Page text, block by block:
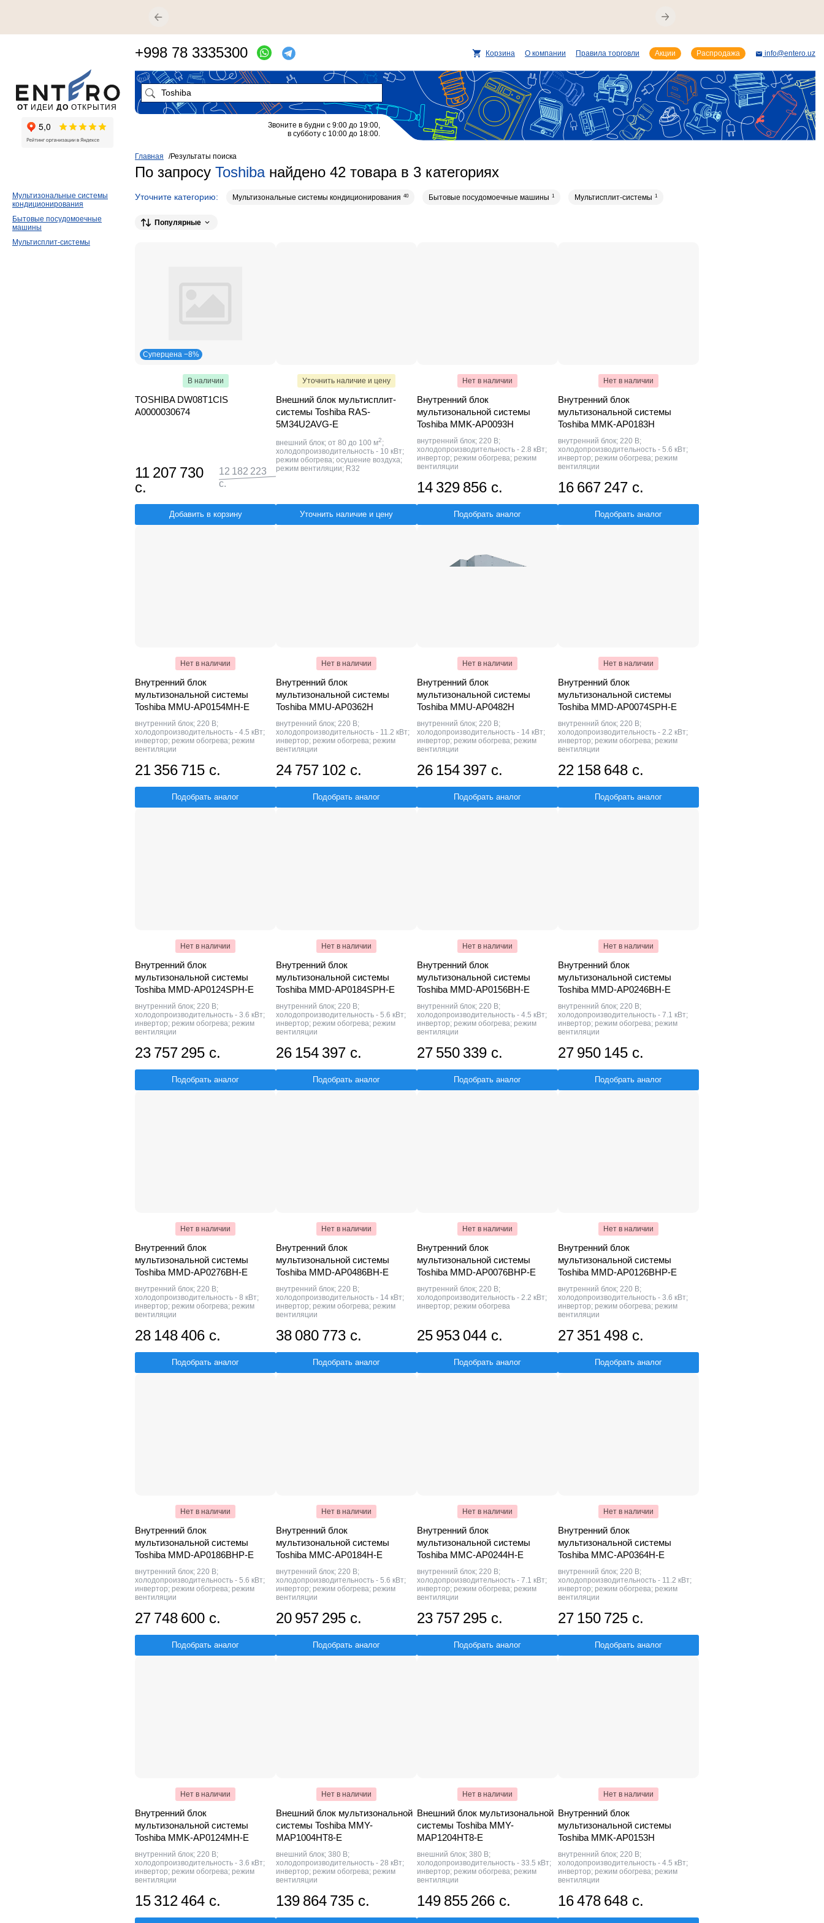
Главная Результаты поиска
По запросу Toshibaнайдено 42 товара в 3 категориях
Уточните категорию: Мультизональные системы кондиционирования 40 Бытовые посудомоечные машины 1 Мультисплит-системы 1
Популярные
Суперцена −8%
В наличии
TOSHIBA DW08T1CIS
А0000030674
11 207 730
с.
12 182 223
с.
Добавить в корзину
Уточнить наличие и цену
Внешний блок мультисплит-
системы Toshiba RAS-
5M34U2AVG-E
внешний блок; от 80 до 100 м2;
холодопроизводительность - 10 кВт;
режим обогрева; осушение воздуха;
режим вентиляции; R32
Уточнить наличие и цену
Нет в наличии
Внутренний блок
мультизональной системы
Toshiba MMK-AP0093H
внутренний блок; 220 В;
холодопроизводительность - 2.8 кВт;
инвертор; режим обогрева; режим
вентиляции
14 329 856 с.
Подобрать аналог
Нет в наличии
Внутренний блок
мультизональной системы
Toshiba MMK-AP0183H
внутренний блок; 220 В;
холодопроизводительность - 5.6 кВт;
инвертор; режим обогрева; режим
вентиляции
16 667 247 с.
Подобрать аналог
Нет в наличии
Внутренний блок
мультизональной системы
Toshiba MMU-AP0154MH-E
внутренний блок; 220 В;
холодопроизводительность - 4.5 кВт;
инвертор; режим обогрева; режим
вентиляции
21 356 715 с.
Подобрать аналог
Нет в наличии
Внутренний блок
мультизональной системы
Toshiba MMU-AP0362H
внутренний блок; 220 В;
холодопроизводительность - 11.2 кВт;
инвертор; режим обогрева; режим
вентиляции
24 757 102 с.
Подобрать аналог
Нет в наличии
Внутренний блок
мультизональной системы
Toshiba MMU-AP0482H
внутренний блок; 220 В;
холодопроизводительность - 14 кВт;
инвертор; режим обогрева; режим
вентиляции
26 154 397 с.
Подобрать аналог
Нет в наличии
Внутренний блок
мультизональной системы
Toshiba MMD-AP0074SPH-E
внутренний блок; 220 В;
холодопроизводительность - 2.2 кВт;
инвертор; режим обогрева; режим
вентиляции
22 158 648 с.
Подобрать аналог
Нет в наличии
Внутренний блок
мультизональной системы
Toshiba MMD-AP0124SPH-E
внутренний блок; 220 В;
холодопроизводительность - 3.6 кВт;
инвертор; режим обогрева; режим
вентиляции
23 757 295 с.
Подобрать аналог
Нет в наличии
Внутренний блок
мультизональной системы
Toshiba MMD-AP0184SPH-E
внутренний блок; 220 В;
холодопроизводительность - 5.6 кВт;
инвертор; режим обогрева; режим
вентиляции
26 154 397 с.
Подобрать аналог
Нет в наличии
Внутренний блок
мультизональной системы
Toshiba MMD-AP0156BH-E
внутренний блок; 220 В;
холодопроизводительность - 4.5 кВт;
инвертор; режим обогрева; режим
вентиляции
27 550 339 с.
Подобрать аналог
Нет в наличии
Внутренний блок
мультизональной системы
Toshiba MMD-AP0246BH-E
внутренний блок; 220 В;
холодопроизводительность - 7.1 кВт;
инвертор; режим обогрева; режим
вентиляции
27 950 145 с.
Подобрать аналог
Нет в наличии
Внутренний блок
мультизональной системы
Toshiba MMD-AP0276BH-E
внутренний блок; 220 В;
холодопроизводительность - 8 кВт;
инвертор; режим обогрева; режим
вентиляции
28 148 406 с.
Подобрать аналог
Нет в наличии
Внутренний блок
мультизональной системы
Toshiba MMD-AP0486BH-E
внутренний блок; 220 В;
холодопроизводительность - 14 кВт;
инвертор; режим обогрева; режим
вентиляции
38 080 773 с.
Подобрать аналог
Нет в наличии
Внутренний блок
мультизональной системы
Toshiba MMD-AP0076BHP-E
внутренний блок; 220 В;
холодопроизводительность - 2.2 кВт;
инвертор; режим обогрева
25 953 044 с.
Подобрать аналог
Нет в наличии
Внутренний блок
мультизональной системы
Toshiba MMD-AP0126BHP-E
внутренний блок; 220 В;
холодопроизводительность - 3.6 кВт;
инвертор; режим обогрева; режим
вентиляции
27 351 498 с.
Подобрать аналог
Нет в наличии
Внутренний блок
мультизональной системы
Toshiba MMD-AP0186BHP-E
внутренний блок; 220 В;
холодопроизводительность - 5.6 кВт;
инвертор; режим обогрева; режим
вентиляции
27 748 600 с.
Подобрать аналог
Нет в наличии
Внутренний блок
мультизональной системы
Toshiba MMC-AP0184H-E
внутренний блок; 220 В;
холодопроизводительность - 5.6 кВт;
инвертор; режим обогрева; режим
вентиляции
20 957 295 с.
Подобрать аналог
Нет в наличии
Внутренний блок
мультизональной системы
Toshiba MMC-AP0244H-E
внутренний блок; 220 В;
холодопроизводительность - 7.1 кВт;
инвертор; режим обогрева; режим
вентиляции
23 757 295 с.
Подобрать аналог
Нет в наличии
Внутренний блок
мультизональной системы
Toshiba MMC-AP0364H-E
внутренний блок; 220 В;
холодопроизводительность - 11.2 кВт;
инвертор; режим обогрева; режим
вентиляции
27 150 725 с.
Подобрать аналог
Нет в наличии
Внутренний блок
мультизональной системы
Toshiba MMK-AP0124MH-E
внутренний блок; 220 В;
холодопроизводительность - 3.6 кВт;
инвертор; режим обогрева; режим
вентиляции
15 312 464 с.
Нет в наличии
Внешний блок мультизональной
системы Toshiba MMY-
MAP1004HT8-E
внешний блок; 380 В;
холодопроизводительность - 28 кВт;
инвертор; режим обогрева; режим
вентиляции
139 864 735 с.
Нет в наличии
Внешний блок мультизональной
системы Toshiba MMY-
MAP1204HT8-E
внешний блок; 380 В;
холодопроизводительность - 33.5 кВт;
инвертор; режим обогрева; режим
вентиляции
149 855 266 с.
Нет в наличии
Внутренний блок
мультизональной системы
Toshiba MMK-AP0153H
внутренний блок; 220 В;
холодопроизводительность - 4.5 кВт;
инвертор; режим обогрева; режим
вентиляции
16 478 648 с.
Мультизональные системы
кондиционирования
Бытовые посудомоечные
машины
Мультисплит-системы
ОТ ИДЕИ ДО ОТКРЫТИЯ
+998 78 3335300 Корзина О компании Правила торговли Акции Распродажа info@entero.uz
Звоните в будни с 9:00 до 19:00,
в субботу с 10:00 до 18:00.